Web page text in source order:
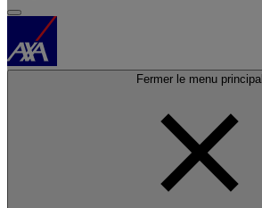
Fermer le menu principal